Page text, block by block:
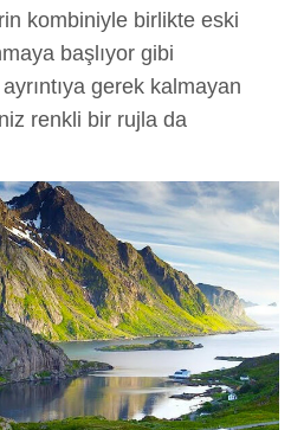
kombiniyle birlikte eski
başlıyor gibi
gerek kalmayan
renkli bir rujla da